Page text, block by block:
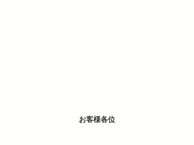
お客様各位